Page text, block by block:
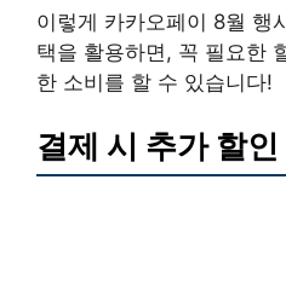
이렇게 카카오페이 8월 행
택을 활용하면, 꼭 필요한
한 소비를 할 수 있습니다!
결제 시 추가 할